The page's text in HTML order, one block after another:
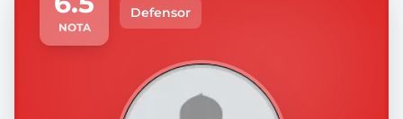
NOTA
Defensor